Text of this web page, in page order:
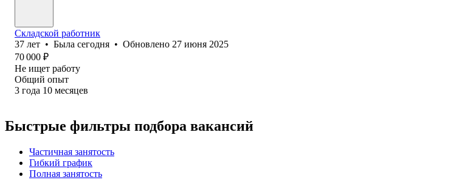
Складской работник
37 лет • Была сегодня • Обновлено 27 июня 2025
70 000 ₽
Не ищет работу
Общий опыт
3 года 10 месяцев
Быстрые фильтры подбора вакансий
Частичная занятость
Гибкий график
Полная занятость